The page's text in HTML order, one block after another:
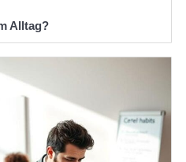
Alltag?